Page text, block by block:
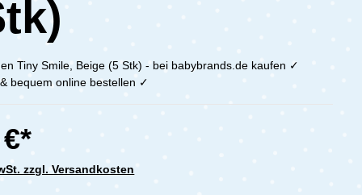
Tiny Smile, Beige (5 Stk) - bei babybrands.de kaufen ✓
bequem online bestellen ✓
zzgl. Versandkosten